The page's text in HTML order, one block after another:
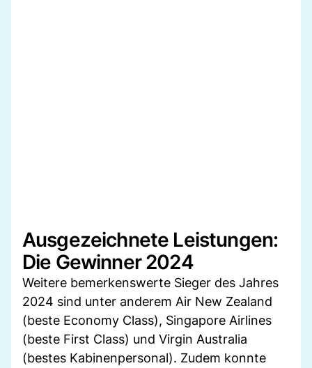
Ausgezeichnete Leistungen:
Die Gewinner 2024
Weitere bemerkenswerte Sieger des Jahres
2024 sind unter anderem Air New Zealand
(beste Economy Class), Singapore Airlines
(beste First Class) und Virgin Australia
(bestes Kabinenpersonal). Zudem konnte